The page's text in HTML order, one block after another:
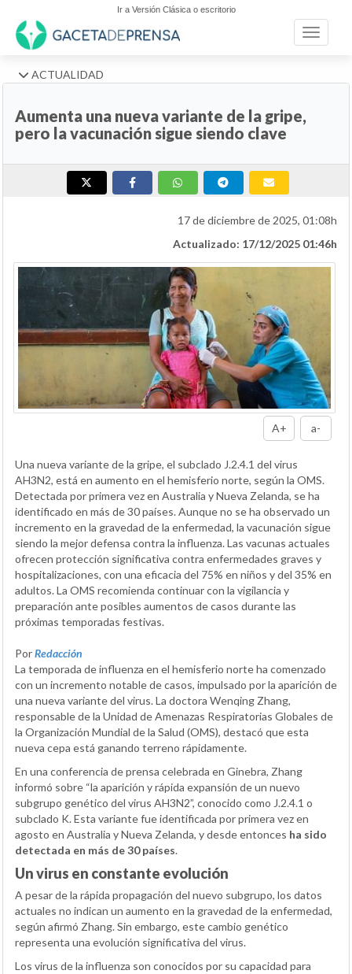
Ir a Versión Clásica o escritorio
Toggle
ACTUALIDAD
Aumenta una nueva variante de la gripe,
pero la vacunación sigue siendo clave
17 de diciembre de 2025, 01:08h
Actualizado: 17/12/2025 01:46h
A+ a-
Una nueva variante de la gripe, el subclado J.2.4.1 del virus
AH3N2, está en aumento en el hemisferio norte, según la OMS.
Detectada por primera vez en Australia y Nueva Zelanda, se ha
identificado en más de 30 países. Aunque no se ha observado un
incremento en la gravedad de la enfermedad, la vacunación sigue
siendo la mejor defensa contra la influenza. Las vacunas actuales
ofrecen protección significativa contra enfermedades graves y
hospitalizaciones, con una eficacia del 75% en niños y del 35% en
adultos. La OMS recomienda continuar con la vigilancia y
preparación ante posibles aumentos de casos durante las
próximas temporadas festivas.
PorRedacción
La temporada de influenza en el hemisferio norte ha comenzado
con un incremento notable de casos, impulsado por la aparición de
una nueva variante del virus. La doctora Wenqing Zhang,
responsable de la Unidad de Amenazas Respiratorias Globales de
la Organización Mundial de la Salud (OMS), destacó que esta
nueva cepa está ganando terreno rápidamente.
En una conferencia de prensa celebrada en Ginebra, Zhang
informó sobre “la aparición y rápida expansión de un nuevo
subgrupo genético del virus AH3N2”, conocido como J.2.4.1 o
subclado K. Esta variante fue identificada por primera vez en
agosto en Australia y Nueva Zelanda, y desde entonces ha sido
detectada en más de 30 países.
Un virus en constante evolución
A pesar de la rápida propagación del nuevo subgrupo, los datos
actuales no indican un aumento en la gravedad de la enfermedad,
según afirmó Zhang. Sin embargo, este cambio genético
representa una evolución significativa del virus.
Los virus de la influenza son conocidos por su capacidad para